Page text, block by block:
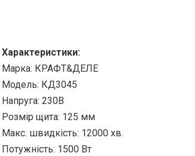
Характеристики:
Марка: КРАФТ&ДЕЛЕ
Модель: КД3045
Напруга: 230В
Розмір щита: 125 мм
Макс. швидкість: 12000 хв.
Потужність: 1500 Вт